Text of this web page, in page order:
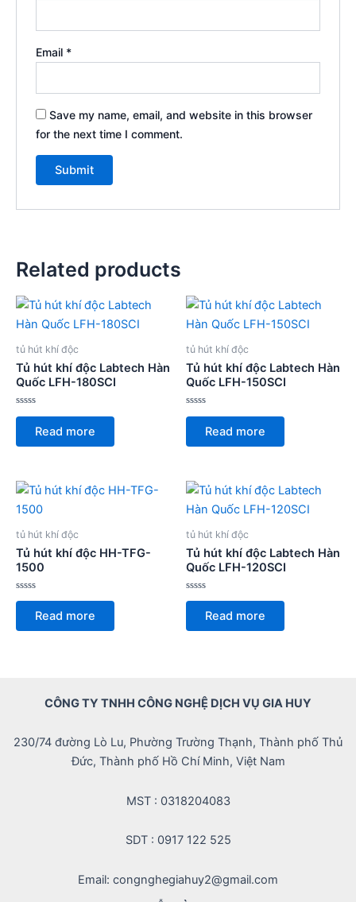
Email *
Save my name, email, and website in this browser
for the next time I comment.
Related products
tủ hút khí độc
Tủ hút khí độc Labtech Hàn
Quốc LFH-180SCI
Rated
of
Read more
tủ hút khí độc
Tủ hút khí độc Labtech Hàn
Quốc LFH-150SCI
Rated
of
Read more
tủ hút khí độc
Tủ hút khí độc HH-TFG-
1500
Rated
of
Read more
tủ hút khí độc
Tủ hút khí độc Labtech Hàn
Quốc LFH-120SCI
Rated
of
Read more
CÔNG TY TNHH CÔNG NGHỆ DỊCH VỤ GIA HUY
230/74 đường Lò Lu, Phường Trường Thạnh, Thành phố Thủ
Đức, Thành phố Hồ Chí Minh, Việt Nam
MST : 0318204083
SDT : 0917 122 525
Email: congnghegiahuy2@gmail.com